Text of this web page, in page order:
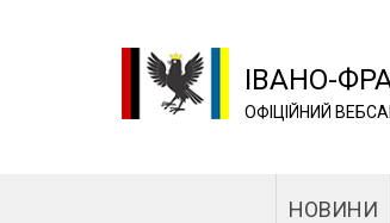
ІВАНО-
ОФІЦІЙНИЙ
НОВИНИ